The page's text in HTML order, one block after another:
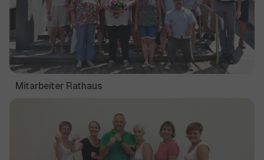
Mitarbeiter Rathaus